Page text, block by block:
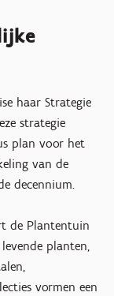
haar Strategie
strategie
plan voor het
van de
decennium.
de Plantentuin
planten,
vormen een